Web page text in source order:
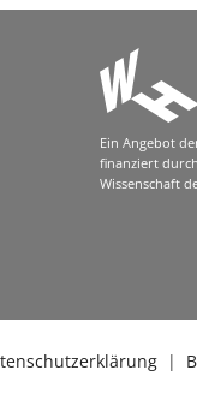
Ein Angebot
finanziert
Wissenschaft
|